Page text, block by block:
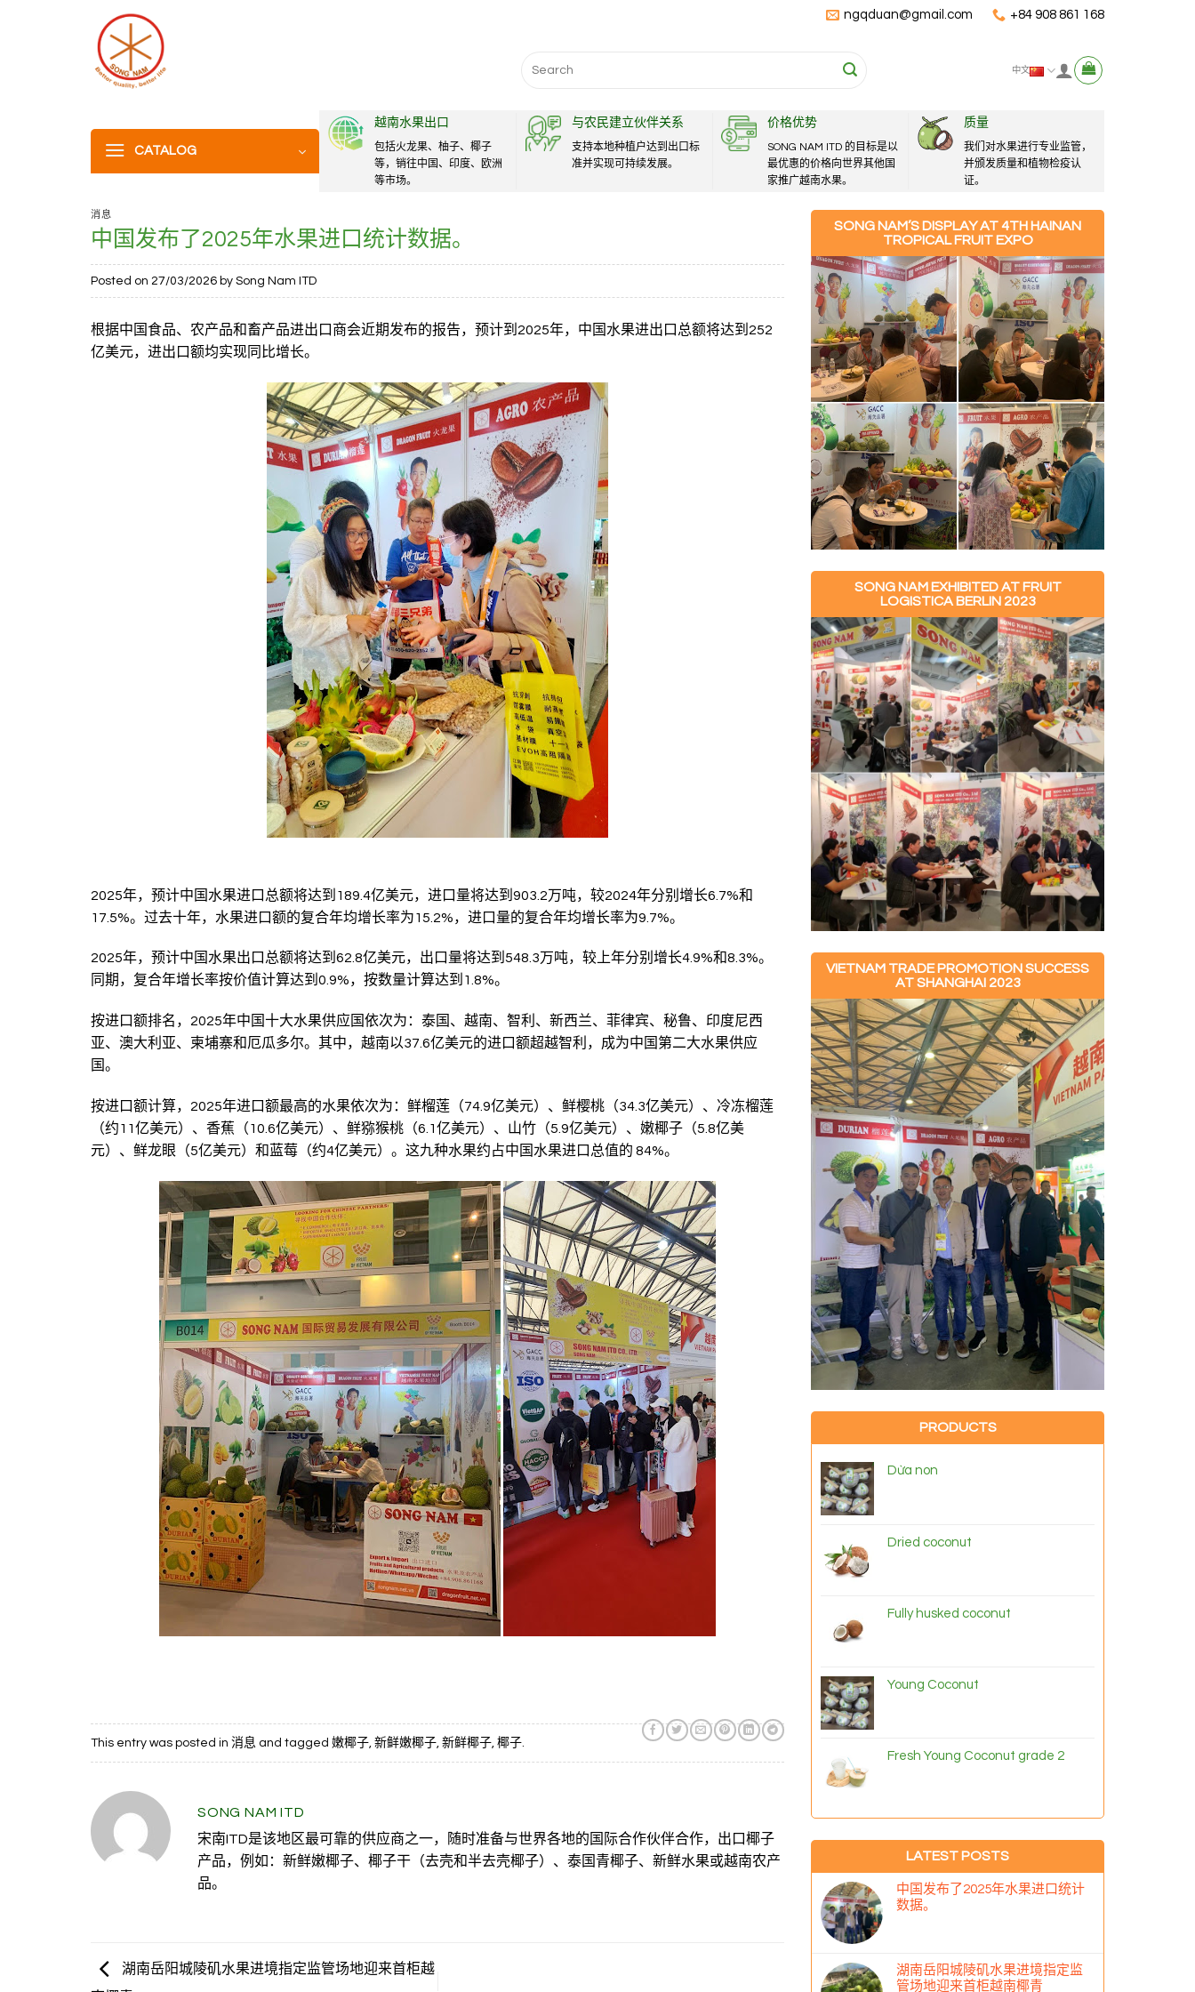
ngqduan@gmail.com +84 908 861 168
for:
中文
CATALOG
越南水果出口
包括火龙果、柚子、椰子
等，销往中国、印度、欧洲
等市场。
与农民建立伙伴关系
支持本地种植户达到出口标
准并实现可持续发展。
价格优势
SONG NAM ITD 的目标是以
最优惠的价格向世界其他国
家推广越南水果。
质量
我们对水果进行专业监管，
并颁发质量和植物检疫认
证。
消息
中国发布了2025年水果进口统计数据。
Posted on 27/03/2026 by Song Nam ITD
根据中国食品、农产品和畜产品进出口商会近期发布的报告，预计到2025年，中国水果进出口总额将达到252
亿美元，进出口额均实现同比增长。
2025年，预计中国水果进口总额将达到189.4亿美元，进口量将达到903.2万吨，较2024年分别增长6.7%和
17.5%。过去十年，水果进口额的复合年均增长率为15.2%，进口量的复合年均增长率为9.7%。
2025年，预计中国水果出口总额将达到62.8亿美元，出口量将达到548.3万吨，较上年分别增长4.9%和8.3%。
同期，复合年增长率按价值计算达到0.9%，按数量计算达到1.8%。
按进口额排名，2025年中国十大水果供应国依次为：泰国、越南、智利、新西兰、菲律宾、秘鲁、印度尼西
亚、澳大利亚、柬埔寨和厄瓜多尔。其中，越南以37.6亿美元的进口额超越智利，成为中国第二大水果供应
国。
按进口额计算，2025年进口额最高的水果依次为：鲜榴莲（74.9亿美元）、鲜樱桃（34.3亿美元）、冷冻榴莲
（约11亿美元）、香蕉（10.6亿美元）、鲜猕猴桃（6.1亿美元）、山竹（5.9亿美元）、 嫩椰子 （5.8亿美
元）、鲜龙眼（5亿美元）和蓝莓（约4亿美元）。这九种水果约占中国水果进口总值的 84%。
This entry was posted in 消息 and tagged 嫩椰子, 新鲜嫩椰子, 新鲜椰子, 椰子.
SONG NAM ITD
宋南ITD是该地区最可靠的供应商之一，随时准备与世界各地的国际合作伙伴合作，出口椰子
产品，例如：新鲜嫩椰子、椰子干（去壳和半去壳椰子）、泰国青椰子、新鲜水果或越南农产
品。
湖南岳阳城陵矶水果进境指定监管场地迎来首柜越
SONG NAM’S DISPLAY AT 4TH HAINAN
TROPICAL FRUIT EXPO
SONG NAM EXHIBITED AT FRUIT
LOGISTICA BERLIN 2023
VIETNAM TRADE PROMOTION SUCCESS
AT SHANGHAI 2023
PRODUCTS
Dừa non
Dried coconut
Fully husked coconut
Young Coconut
Fresh Young Coconut grade 2
LATEST POSTS
中国发布了2025年水果进口统计
数据。
湖南岳阳城陵矶水果进境指定监
管场地迎来首柜越南椰青